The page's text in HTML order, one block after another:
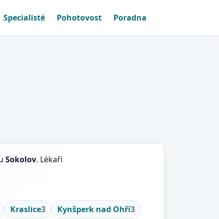
Specialisté Pohotovost Poradna
Sokolov. Lékaři
Kraslice3 Kynšperk nad Ohří3